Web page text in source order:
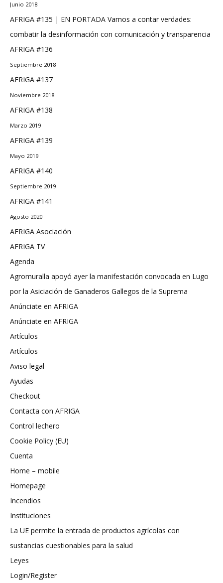
Junio 2018
AFRIGA #135 | EN PORTADA Vamos a contar verdades:
combatir la desinformación con comunicación y transparencia
AFRIGA #136
Septiembre 2018
AFRIGA #137
Noviembre 2018
AFRIGA #138
Marzo 2019
AFRIGA #139
Mayo 2019
AFRIGA #140
Septiembre 2019
AFRIGA #141
Agosto 2020
AFRIGA Asociación
AFRIGA TV
Agenda
Agromuralla apoyó ayer la manifestación convocada en Lugo
por la Asiciación de Ganaderos Gallegos de la Suprema
Anúnciate en AFRIGA
Anúnciate en AFRIGA
Artículos
Artículos
Aviso legal
Ayudas
Checkout
Contacta con AFRIGA
Control lechero
Cookie Policy (EU)
Cuenta
Home – mobile
Homepage
Incendios
Instituciones
La UE permite la entrada de productos agrícolas con
sustancias cuestionables para la salud
Leyes
Login/Register